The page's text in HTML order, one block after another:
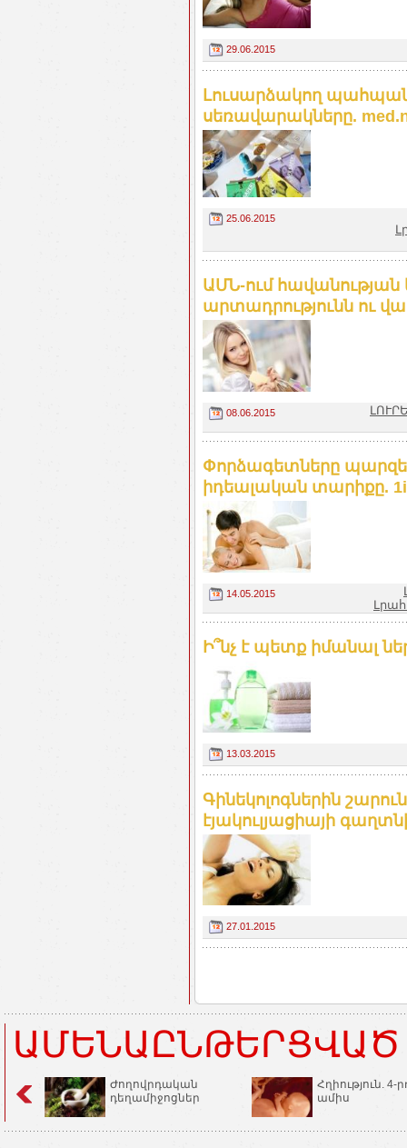
29.06.2015
Լուսարձակող
սեռավարակները.
25.06.2015
ԱՄՆ-ում
արտադրությունն ու
08.06.2015
Փորձագետները
իդեալական տարիքը.
14.05.2015
Ի՞նչ է պետք իմանալ
13.03.2015
Գինեկոլոգներին
էյակուլյացիայի
27.01.2015
Ժողովրդական
դեղամիջոցներ
Հղիություն. 4-
ամիս